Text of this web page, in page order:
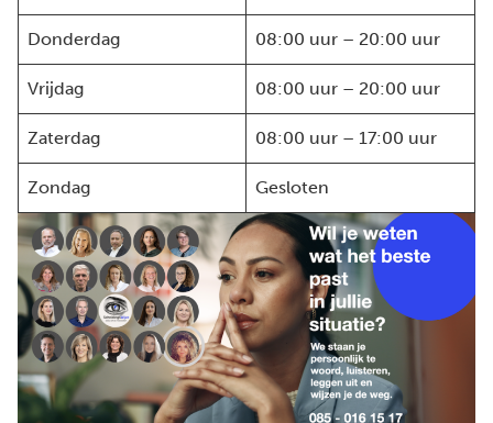
Donderdag 08:00 uur – 20:00 uur
Vrijdag 08:00 uur – 20:00 uur
Zaterdag 08:00 uur – 17:00 uur
Zondag Gesloten